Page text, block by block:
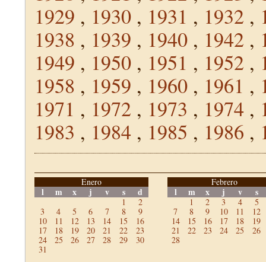
1929 , 1930 , 1931 , 1932 ,
1938 , 1939 , 1940 , 1942 ,
1949 , 1950 , 1951 , 1952 ,
1958 , 1959 , 1960 , 1961 ,
1971 , 1972 , 1973 , 1974 ,
1983 , 1984 , 1985 , 1986 ,
Enero
l m x j v s d
1
2
3
4 5 6 7 8
9
10
11 12 13 14 15
16
17
18 19 20 21 22
23
24
25 26 27 28 29
30
31
Febrero
l m x j v s
1 2 3 4
5
7
8 9 10 11
12
14
15 16 17 18
19
21
22 23 24 25
26
28